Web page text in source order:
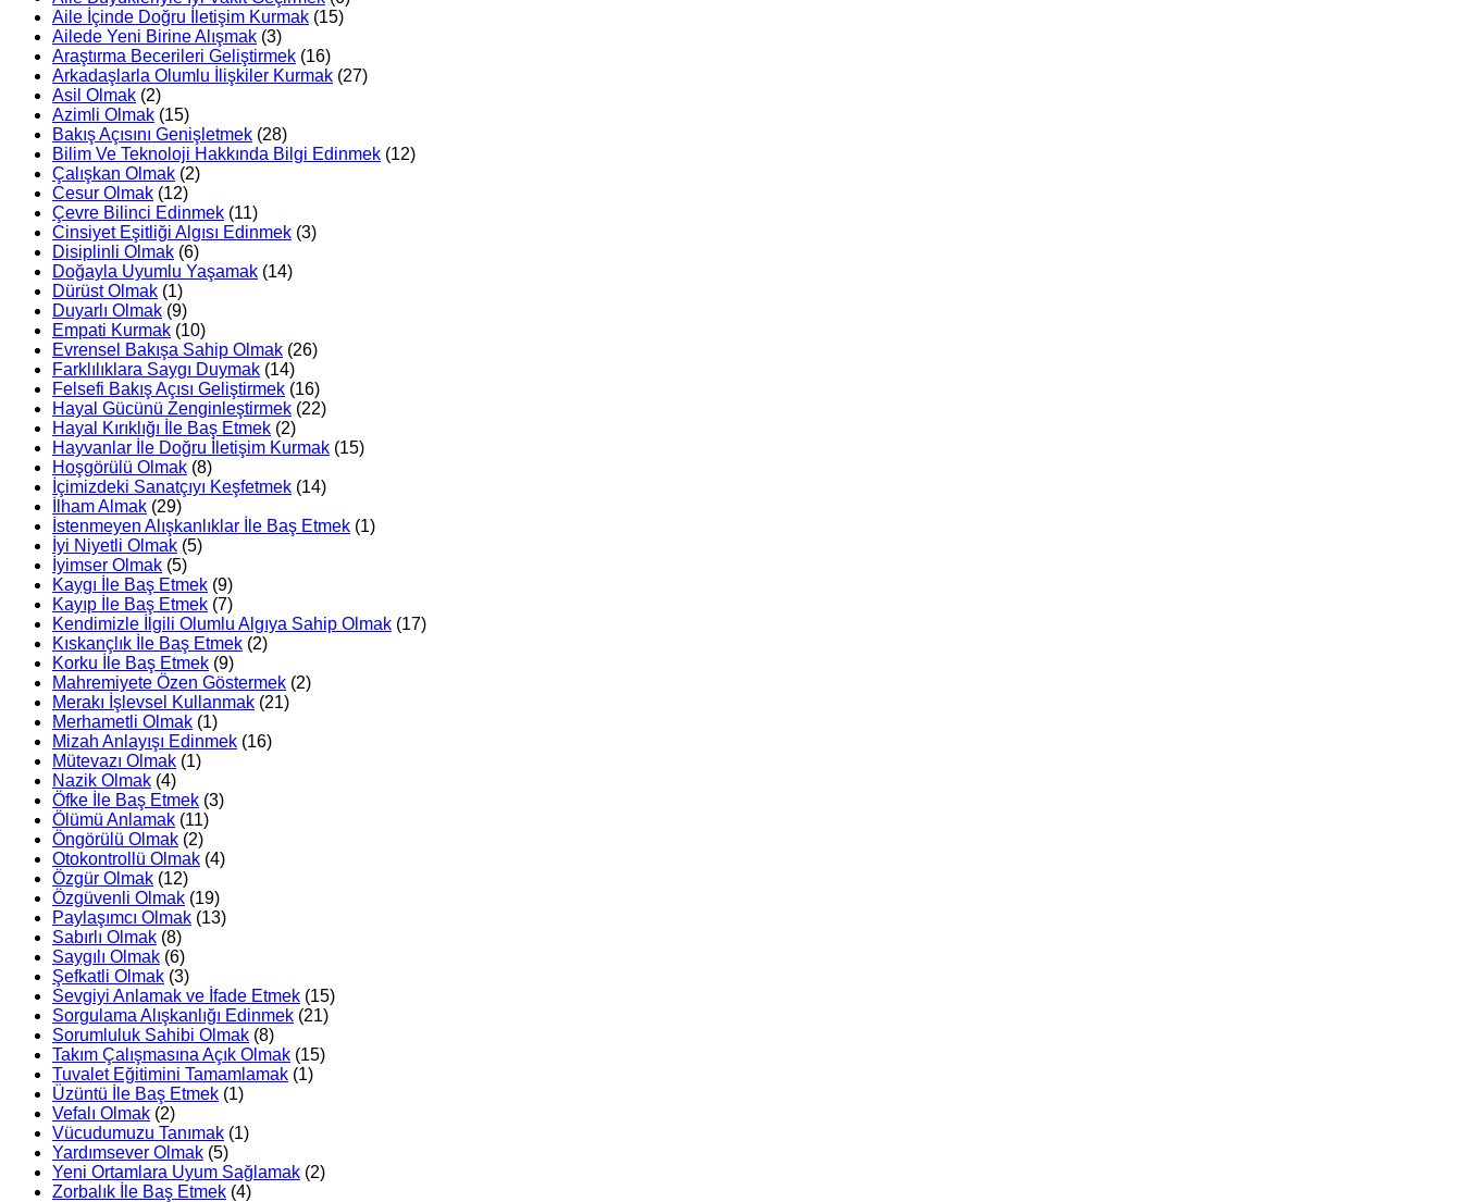
Aile İçinde Doğru İletişim Kurmak (15)
Ailede Yeni Birine Alışmak (3)
Araştırma Becerileri Geliştirmek (16)
Arkadaşlarla Olumlu İlişkiler Kurmak (27)
Asil Olmak (2)
Azimli Olmak (15)
Bakış Açısını Genişletmek (28)
Bilim Ve Teknoloji Hakkında Bilgi Edinmek (12)
Çalışkan Olmak (2)
Cesur Olmak (12)
Çevre Bilinci Edinmek (11)
Cinsiyet Eşitliği Algısı Edinmek (3)
Disiplinli Olmak (6)
Doğayla Uyumlu Yaşamak (14)
Dürüst Olmak (1)
Duyarlı Olmak (9)
Empati Kurmak (10)
Evrensel Bakışa Sahip Olmak (26)
Farklılıklara Saygı Duymak (14)
Felsefi Bakış Açısı Geliştirmek (16)
Hayal Gücünü Zenginleştirmek (22)
Hayal Kırıklığı İle Baş Etmek (2)
Hayvanlar İle Doğru İletişim Kurmak (15)
Hoşgörülü Olmak (8)
İçimizdeki Sanatçıyı Keşfetmek (14)
İlham Almak (29)
İstenmeyen Alışkanlıklar İle Baş Etmek (1)
İyi Niyetli Olmak (5)
İyimser Olmak (5)
Kaygı İle Baş Etmek (9)
Kayıp İle Baş Etmek (7)
Kendimizle İlgili Olumlu Algıya Sahip Olmak (17)
Kıskançlık İle Baş Etmek (2)
Korku İle Baş Etmek (9)
Mahremiyete Özen Göstermek (2)
Merakı İşlevsel Kullanmak (21)
Merhametli Olmak (1)
Mizah Anlayışı Edinmek (16)
Mütevazı Olmak (1)
Nazik Olmak (4)
Öfke İle Baş Etmek (3)
Ölümü Anlamak (11)
Öngörülü Olmak (2)
Otokontrollü Olmak (4)
Özgür Olmak (12)
Özgüvenli Olmak (19)
Paylaşımcı Olmak (13)
Sabırlı Olmak (8)
Saygılı Olmak (6)
Şefkatli Olmak (3)
Sevgiyi Anlamak ve İfade Etmek (15)
Sorgulama Alışkanlığı Edinmek (21)
Sorumluluk Sahibi Olmak (8)
Takım Çalışmasına Açık Olmak (15)
Tuvalet Eğitimini Tamamlamak (1)
Üzüntü İle Baş Etmek (1)
Vefalı Olmak (2)
Vücudumuzu Tanımak (1)
Yardımsever Olmak (5)
Yeni Ortamlara Uyum Sağlamak (2)
Zorbalık İle Baş Etmek (4)